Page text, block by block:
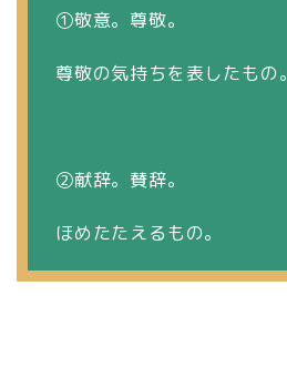
①敬意。尊敬。
尊敬の気持ちを表したもの。
②献辞。賛辞。
ほめたたえるもの。